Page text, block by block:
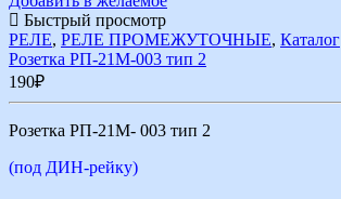
Быстрый просмотр
РЕЛЕ, РЕЛЕ ПРОМЕЖУТОЧНЫЕ, Каталог
Розетка РП-21М-003 тип 2
190₽
Розетка РП-21М- 003 тип 2
(под ДИН-рейку)